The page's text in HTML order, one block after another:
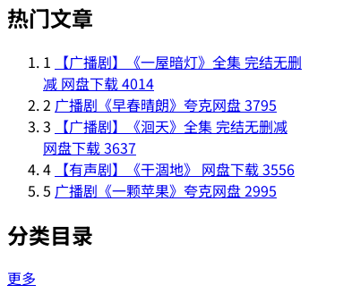
热门文章
1
【广播剧】《一屋暗灯》全集 完结无删
减 网盘下载4014
2 广播剧《早春晴朗》夸克网盘3795
3
【广播剧】《洄天》全集 完结无删减
网盘下载3637
4 【有声剧】《干涸地》 网盘下载3556
5 广播剧《一颗苹果》夸克网盘2995
分类目录
更多